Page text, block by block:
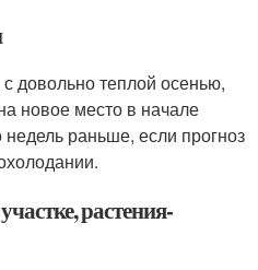
довольно теплой осенью,
новое место в начале
раньше, если прогноз
растения-